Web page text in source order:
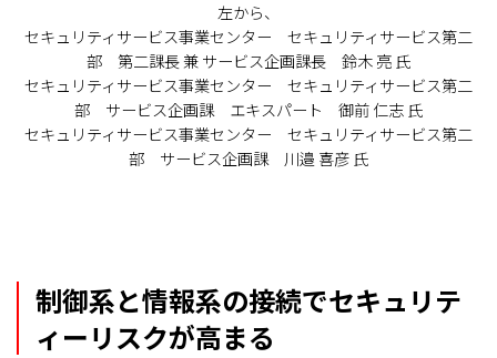
左から、
セキュリティサービス事業センター セキュリティサービス第二
部 第二課長 兼 サービス企画課長 鈴木 亮 氏
セキュリティサービス事業センター セキュリティサービス第二
部 サービス企画課 エキスパート 御前 仁志 氏
セキュリティサービス事業センター セキュリティサービス第二
部 サービス企画課 川邉 喜彦 氏
制御系と情報系の接続でセキュリテ
ィーリスクが高まる